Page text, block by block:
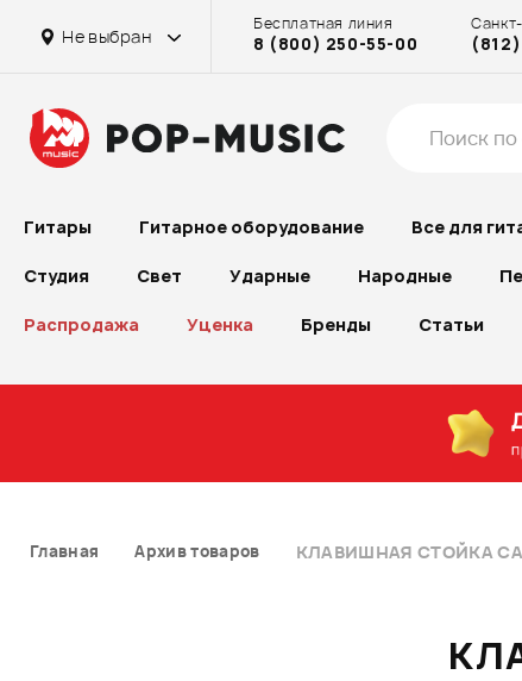
Не выбран
Бесплатная линия
8 (800) 250-55-00
Гитары Гитарное оборудование Все для
Студия Свет Ударные Народные
Распродажа Уценка Бренды Статьи
Главная Архив товаров КЛАВИШНАЯ СТОЙКА